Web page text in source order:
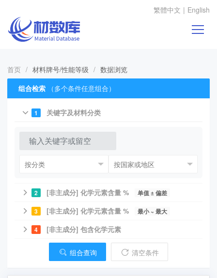
繁體中文 | English
首页 / 材料牌号/性能等级 / 数据浏览
组合检索
（多个条件任意组合）
1 关键字及材料分类
2 [非主成分] 化学元素含量 % 单值 ± 偏差
3 [非主成分] 化学元素含量 % 最小 ~ 最大
4 [非主成分] 包含化学元素
组合查询 清空条件